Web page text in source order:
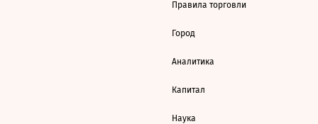
Правила торговли
Город
Аналитика
Капитал
Наука